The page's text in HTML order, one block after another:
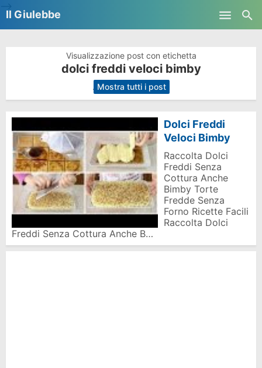
Il Giulebbe
Visualizzazione post con etichetta
dolci freddi veloci bimby
. Mostra tutti i post
Dolci Freddi
Veloci Bimby
Raccolta Dolci
Freddi Senza
Cottura Anche
Bimby Torte
Fredde Senza
Forno Ricette Facili
Raccolta Dolci
Freddi Senza Cottura Anche B…